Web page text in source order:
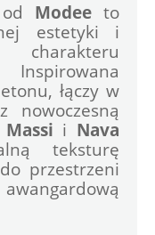
Modee to
estetyki i
Inspirowana
łączy w
nowoczesną
Massi i Nava
teksturę
przestrzeni